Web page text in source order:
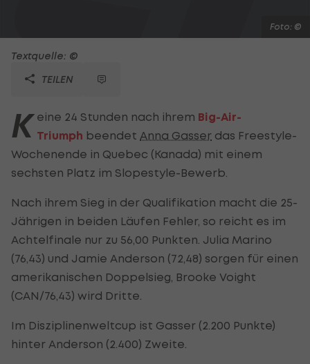
Foto: ©
Textquelle: ©
TEILEN
K eine 24 Stunden nach ihrem Big-Air-
Triumph beendet Anna Gasser das Freestyle-
Wochenende in Quebec (Kanada) mit einem
sechsten Platz im Slopestyle-Bewerb.
Nach ihrem Sieg in der Qualifikation macht die 25-
Jährigen in beiden Läufen Fehler, so reicht es im
Achtelfinale nur zu 56,00 Punkten. Julia Marino
(76,43) und Jamie Anderson (72,48) sorgen für einen
amerikanischen Doppelsieg, Brooke Voight
(CAN/76,43) wird Dritte.
Im Disziplinenweltcup ist Gasser (2.200 Punkte)
hinter Anderson (2.400) Zweite.